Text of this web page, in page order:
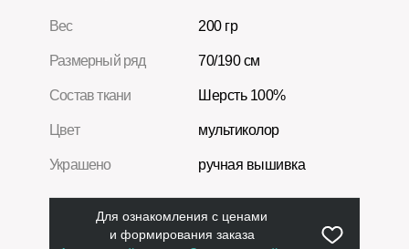
Вес 200 гр
Размерный ряд 70/190 см
Состав ткани Шерсть 100%
Цвет мультиколор
Украшено ручная вышивка
Для ознакомления с ценами
и формирования заказа